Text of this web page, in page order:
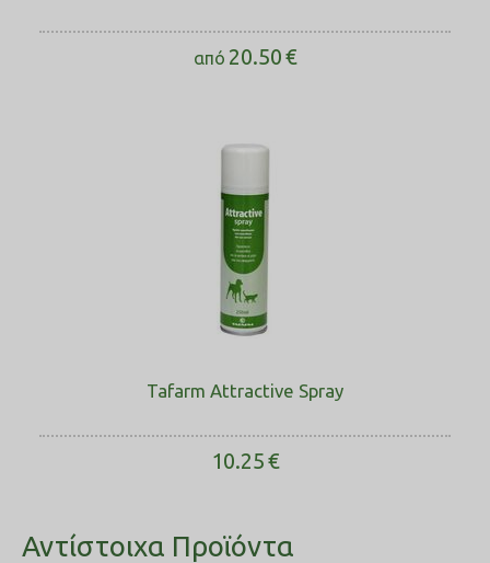
από 20.50€
Tafarm Attractive Spray
10.25€
Αντίστοιχα Προϊόντα